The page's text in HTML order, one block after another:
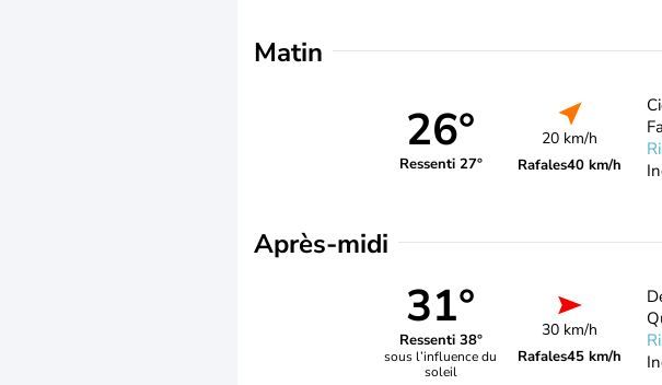
Matin
26°
Ressenti 27°
20 km/h
Rafales40 km/h
Après-midi
31°
Ressenti 38°
sous l’influence du
soleil
30 km/h
Rafales45 km/h